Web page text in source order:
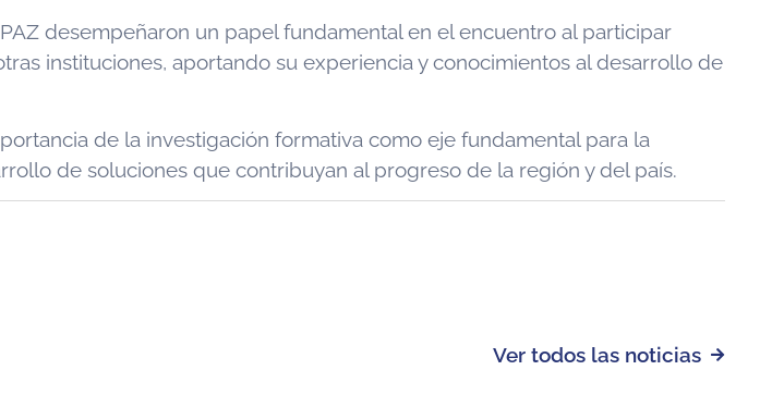
desempeñaron un papel fundamental en el encuentro al participar
instituciones, aportando su experiencia y conocimientos al desarrollo de
de la investigación formativa como eje fundamental para la
de soluciones que contribuyan al progreso de la región y del país.
Ver todos las noticias